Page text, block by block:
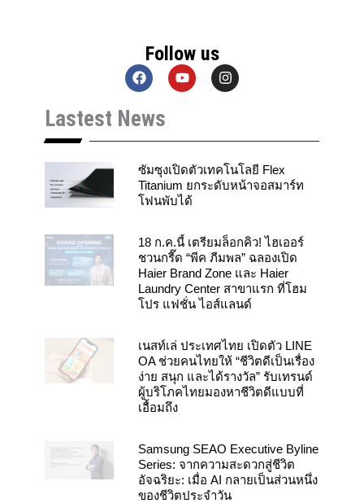
Follow us
F
a
e
b
o
k
Y
o
b
I
n
g
a
m
Lastest News
ซัมซุงเปิดตัวเทคโนโลยี Flex
Titanium ยกระดับหน้าจอสมาร์ท
โฟนพับได้
18 ก.ค.นี้ เตรียมล็อกคิว! ไฮเออร์
ชวนกรี๊ด “พีค ภีมพล” ฉลองเปิด
Haier Brand Zone และ Haier
Laundry Center สาขาแรก ที่โฮม
โปร แฟชั่น ไอส์แลนด์
เนสท์เล่ ประเทศไทย เปิดตัว LINE
OA ช่วยคนไทยให้ “ชีวิตดีเป็นเรื่อง
ง่าย สนุก และได้รางวัล” รับเทรนด์
ผู้บริโภคไทยมองหาชีวิตดีแบบที่
เอื้อมถึง
Samsung SEAO Executive Byline
Series: จากความสะดวกสู่ชีวิต
อัจฉริยะ: เมื่อ AI กลายเป็นส่วนหนึ่ง
ของชีวิตประจำวัน